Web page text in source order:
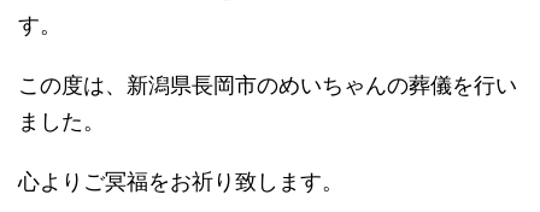
す。
この度は、新潟県長岡市のめいちゃんの葬儀を行い
ました。
心よりご冥福をお祈り致します。